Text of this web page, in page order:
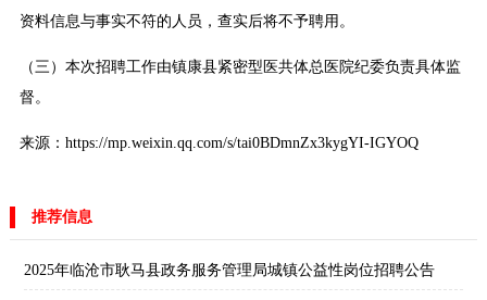
资料信息与事实不符的人员，查实后将不予聘用。
（三）本次招聘工作由镇康县紧密型医共体总医院纪委负责具体监
督。
来源：https://mp.weixin.qq.com/s/tai0BDmnZx3kygYI-IGYOQ
推荐信息
2025年临沧市耿马县政务服务管理局城镇公益性岗位招聘公告